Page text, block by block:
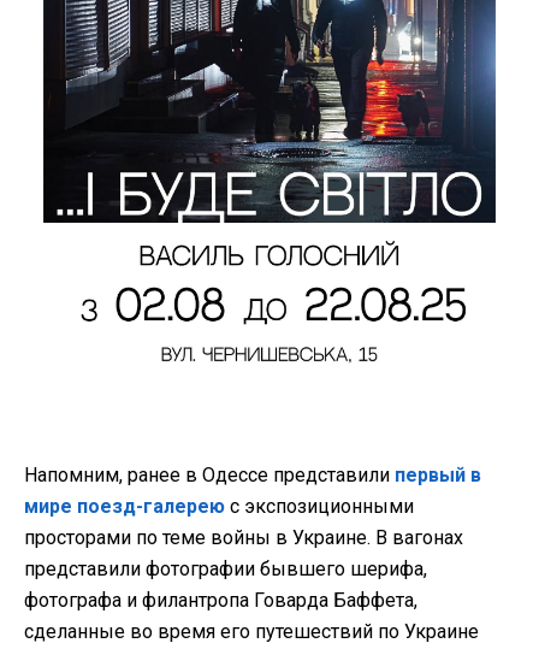
Напомним, ранее в Одессе представили первый в
мире поезд-галерею с экспозиционными
просторами по теме войны в Украине. В вагонах
представили фотографии бывшего шерифа,
фотографа и филантропа Говарда Баффета,
сделанные во время его путешествий по Украине